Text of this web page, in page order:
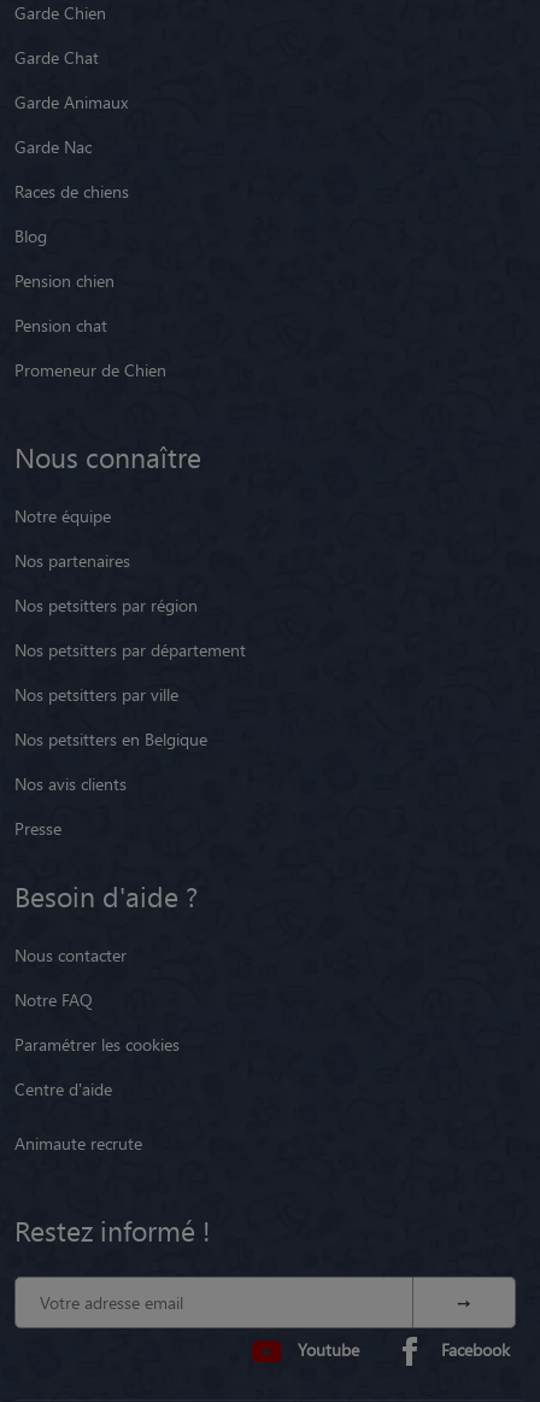
Garde Chien
Garde Chat
Garde Animaux
Garde Nac
Races de chiens
Blog
Pension chien
Pension chat
Promeneur de Chien
Nous connaître
Notre équipe
Nos partenaires
Nos petsitters par région
Nos petsitters par département
Nos petsitters par ville
Nos petsitters en Belgique
Nos avis clients
Presse
Besoin d'aide ?
Nous contacter
Notre FAQ
Paramétrer les cookies
Centre d'aide
Animaute recrute
Restez informé !
Youtube Facebook